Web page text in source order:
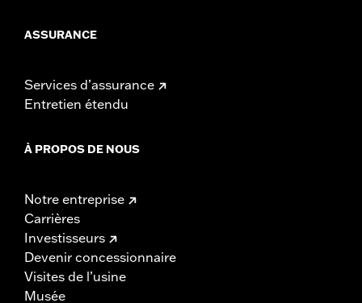
ASSURANCE
Services d’assurance
Entretien étendu
À PROPOS DE NOUS
Notre entreprise
Carrières
Investisseurs
Devenir concessionnaire
Visites de l’usine
Musée